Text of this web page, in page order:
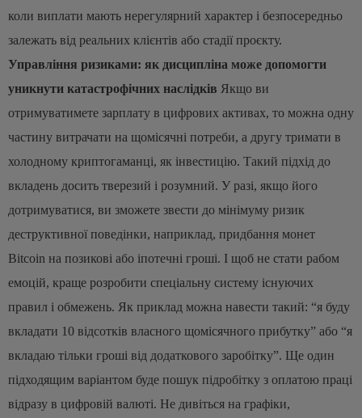
коли виплати мають нерегулярний характер і безпосередньо
залежать від реальних клієнтів або стадії проєкту.
Управління ризиками: як дисципліна може допомогти
уникнути катастрофічних наслідків Якщо ви
отримуватимете зарплату в цифрових активах, то можна одну
частину витрачати на щомісячні потреби, а другу тримати в
холодному криптогаманці, як інвестицію. Такий підхід до
вкладень досить тверезий і розумний. У разі, якщо його
дотримуватися, ви зможете звести до мінімуму ризик
деструктивної поведінки, наприклад, придбання монет
Bitcoin на позикові або іпотечні гроші. І щоб не стати рабом
емоцій, краще розробити спеціальну систему існуючих
правил і обмежень. Як приклад можна навести такий: “я буду
вкладати 10 відсотків власного щомісячного прибутку” або “я
вкладаю тільки гроші від додаткового заробітку”. Ще один
підходящим варіантом буде пошук підробітку з оплатою праці
відразу в цифровій валюті. Не дивіться на графіки,